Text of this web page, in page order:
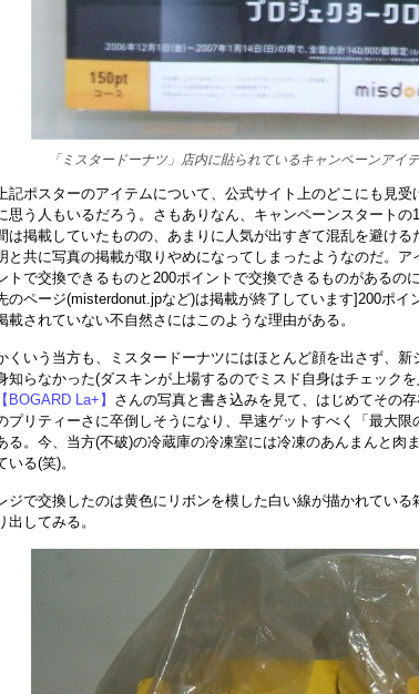
「ミスタードーナツ」店内に貼られているキャンペーンアイ
記ポスターのアイテムについて、公式サイト上のどこにも見受
思う人もいるだろう。さもありなん、キャンペーンスタートの
は掲載していたものの、あまりに人気が出すぎて混乱を避ける
と共に写真の掲載が取りやめになってしまったようなのだ。ア
トで交換できるものと200ポイントで交換できるものがあるの
のページ(misterdonut.jpなど)は掲載が終了しています]200ポイ
載されていない不自然さにはこのような理由がある。
くいう当方も、ミスタードーナツにはほとんど顔を出さず、新
知らなかった(ダスキンが上場するのでミスド自身はチェック
【BOGARD La+】 さんの写真と書き込みを見て、はじめてその
プリティーさに卒倒しそうになり、早速ゲットすべく「最大限
る。今、当方(不破)の冷蔵庫の冷凍室には冷凍のあんまんと肉
いる(笑)。
ジで交換したのは黄色にリボンを模した白い線が描かれている
出してみる。